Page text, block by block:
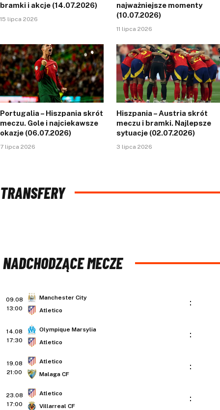
bramki i akcje (14.07.2026)
15 lipca 2026
najważniejsze momenty
(10.07.2026)
11 lipca 2026
Portugalia – Hiszpania skrót
meczu. Gole i najciekawsze
okazje (06.07.2026)
7 lipca 2026
Hiszpania – Austria skrót
meczu i bramki. Najlepsze
sytuacje (02.07.2026)
3 lipca 2026
TRANSFERY
NADCHODZĄCE MECZE
09.08
13:00
Manchester City
Atletico
:
14.08
17:30
Olympique Marsylia
Atletico
:
19.08
21:00
Atletico
Malaga CF
:
23.08
17:00
Atletico
Villarreal CF
: